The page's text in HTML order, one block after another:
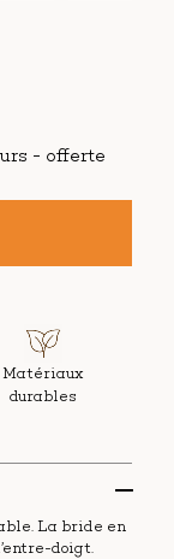
Matériaux
durables
- offerte
La bride en
doigt.